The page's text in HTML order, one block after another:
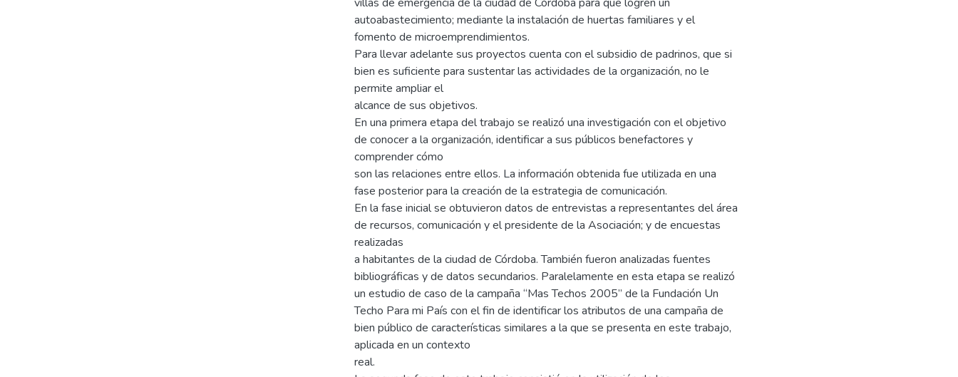
autoabastecimiento; mediante la instalación de huertas familiares y el
fomento de microemprendimientos.
Para llevar adelante sus proyectos cuenta con el subsidio de padrinos, que si
bien es suficiente para sustentar las actividades de la organización, no le
permite ampliar el
alcance de sus objetivos.
En una primera etapa del trabajo se realizó una investigación con el objetivo
de conocer a la organización, identificar a sus públicos benefactores y
comprender cómo
son las relaciones entre ellos. La información obtenida fue utilizada en una
fase posterior para la creación de la estrategia de comunicación.
En la fase inicial se obtuvieron datos de entrevistas a representantes del área
de recursos, comunicación y el presidente de la Asociación; y de encuestas
realizadas
a habitantes de la ciudad de Córdoba. También fueron analizadas fuentes
bibliográficas y de datos secundarios. Paralelamente en esta etapa se realizó
un estudio de caso de la campaña “Mas Techos 2005” de la Fundación Un
Techo Para mi País con el fin de identificar los atributos de una campaña de
bien público de características similares a la que se presenta en este trabajo,
aplicada en un contexto
real.